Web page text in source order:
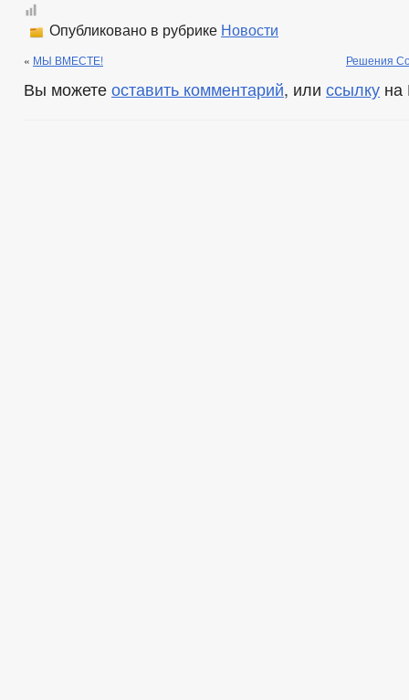
Опубликовано в рубрике Новости
« МЫ ВМЕСТЕ! Решения
Вы можете оставить комментарий, или ссылку на